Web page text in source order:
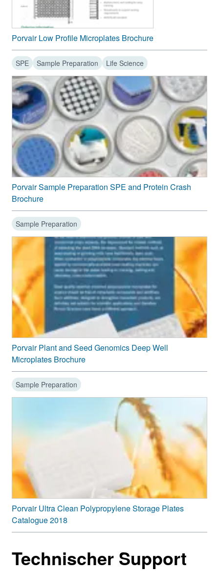
Porvair Low Profile Microplates Brochure
SPE Sample Preparation Life Science
Porvair Sample Preparation SPE and Protein Crash
Brochure
Sample Preparation
Porvair Plant and Seed Genomics Deep Well
Microplates Brochure
Sample Preparation
Porvair Ultra Clean Polypropylene Storage Plates
Catalogue 2018
Technischer Support